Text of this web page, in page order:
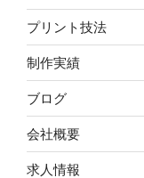
プリント技法
制作実績
ブログ
会社概要
求人情報